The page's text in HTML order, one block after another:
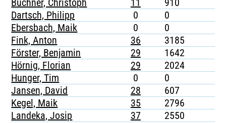
Buchner, Christoph
11 910
Dartsch, Philipp
0 0
Ebersbach, Maik
0 0
Fink, Anton
36 3185
Förster, Benjamin
29 1642
Hörnig, Florian
29 2024
Hunger, Tim
0 0
Jansen, David
28 607
Kegel, Maik
35 2796
Landeka, Josip
37 2550